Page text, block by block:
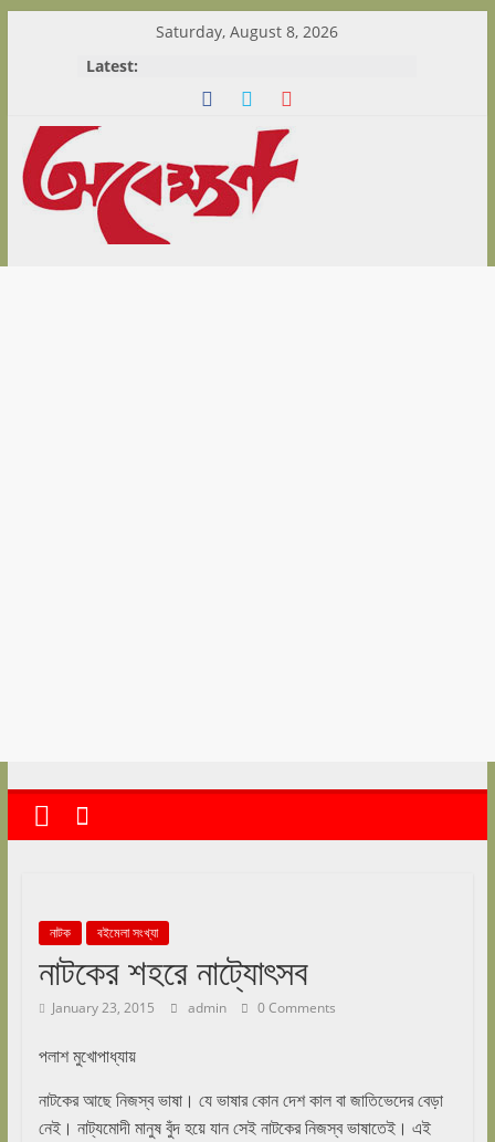
Saturday, August 8, 2026
Latest:
Abekshan.com
নাটক বইমেলা সংখ্যা
নাটকের শহরে নাট্যোৎসব
January 23, 2015 admin 0 Comments
পলাশ মুখোপাধ্যায়
নাটকের আছে নিজস্ব ভাষা। যে ভাষার কোন দেশ কাল বা জাতিভেদের বেড়া
নেই। নাট্যমোদী মানুষ বুঁদ হয়ে যান সেই নাটকের নিজস্ব ভাষাতেই। এই